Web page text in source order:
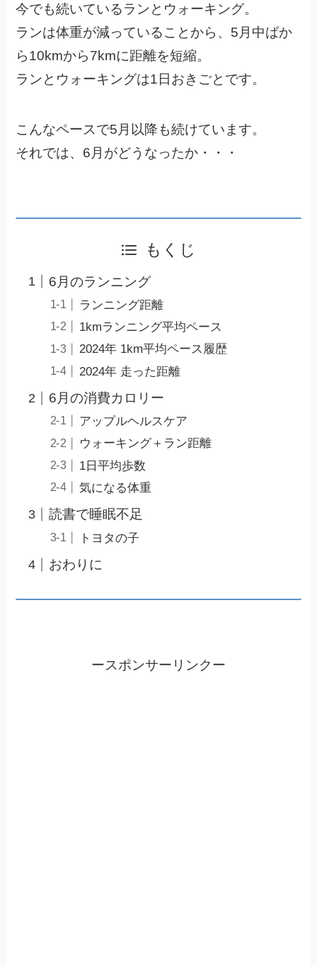
今でも続いているランとウォーキング。
ランは体重が減っていることから、5月中ばか
ら10kmから7kmに距離を短縮。
ランとウォーキングは1日おきごとです。
こんなペースで5月以降も続けています。
それでは、6月がどうなったか・・・
もくじ
6月のランニング
ランニング距離
1kmランニング平均ペース
2024年 1km平均ペース履歴
2024年 走った距離
6月の消費カロリー
アップルヘルスケア
ウォーキング＋ラン距離
1日平均歩数
気になる体重
読書で睡眠不足
トヨタの子
おわりに
ースポンサーリンクー